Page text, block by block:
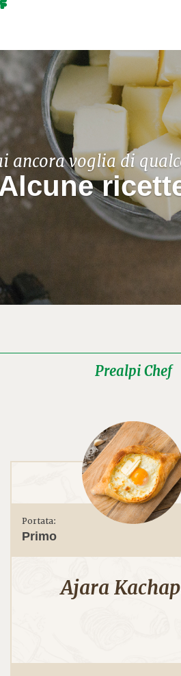
ancora voglia di
Prealpi Chef
Portata:
Primo
Ajara